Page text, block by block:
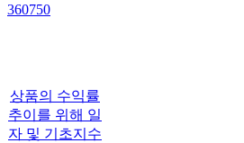
360750
상품의 수익률
추이를 위해 일
자 및 기초지수